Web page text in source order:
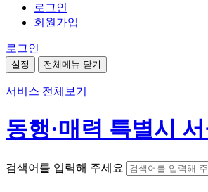
로그인
회원가입
로그인
설정 전체메뉴 닫기
서비스 전체보기
동행·매력 특별시
검색어를 입력해 주세요